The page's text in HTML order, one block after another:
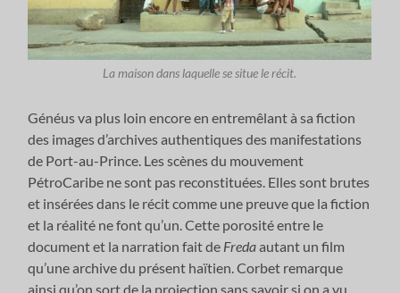
La maison dans laquelle se situe le récit.
Généus va plus loin encore en entremêlant à sa fiction
des images d’archives authentiques des manifestations
de Port-au-Prince. Les scènes du mouvement
PétroCaribe ne sont pas reconstituées. Elles sont brutes
et insérées dans le récit comme une preuve que la fiction
et la réalité ne font qu’un. Cette porosité entre le
document et la narration fait de Fredaautant un film
qu’une archive du présent haïtien. Corbet remarque
ainsi qu’on sort de la projection sans savoir si on a vu